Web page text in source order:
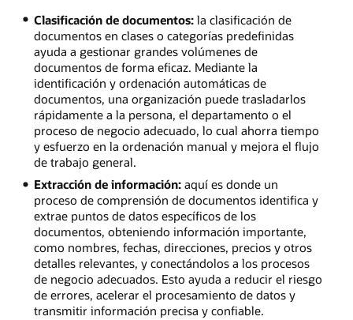
Clasificación de documentos:la clasificación de
documentos en clases o categorías predefinidas
ayuda a gestionar grandes volúmenes de
documentos de forma eficaz. Mediante la
identificación y ordenación automáticas de
documentos, una organización puede trasladarlos
rápidamente a la persona, el departamento o el
proceso de negocio adecuado, lo cual ahorra tiempo
y esfuerzo en la ordenación manual y mejora el flujo
de trabajo general.
Extracción de información:aquí es donde un
proceso de comprensión de documentos identifica y
extrae puntos de datos específicos de los
documentos, obteniendo información importante,
como nombres, fechas, direcciones, precios y otros
detalles relevantes, y conectándolos a los procesos
de negocio adecuados. Esto ayuda a reducir el riesgo
de errores, acelerar el procesamiento de datos y
transmitir información precisa y confiable.